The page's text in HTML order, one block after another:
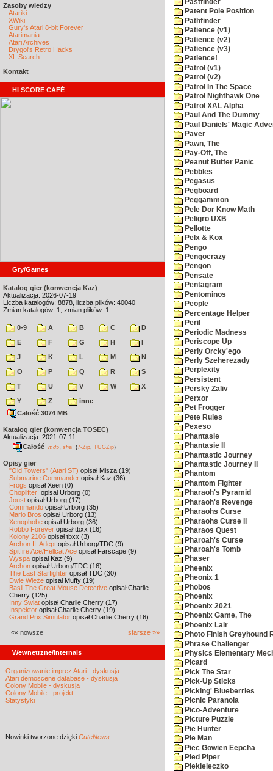
Zasoby wiedzy
Atariki
XWiki
Gury's Atari 8-bit Forever
Atarimania
Atari Archives
Drygol's Retro Hacks
XL Search
Kontakt
HI SCORE CAFÉ
Gry/Games
Katalog gier (konwencja Kaz)
Aktualizacja: 2026-07-19
Liczba katalogów: 8878, liczba plików: 40040
Zmian katalogów: 1, zmian plików: 1
0-9 A B C
D
E
F G H
I
J
K L M
N
O
P Q R
S
T
U V W
X
Y
Z
inne
Całość 3074 MB
Katalog gier (konwencja TOSEC)
Aktualizacja: 2021-07-11
Całość md5 sha (7-Zip TUGZip)
Opisy gier
"Old Towers" (Atari ST) opisał Misza (19)
Submarine Commander opisał Kaz (36)
Frogs opisał Xeen (0)
Choplifter! opisał Urborg (0)
Joust opisał Urborg (17)
Commando opisał Urborg (35)
Mario Bros opisał Urborg (13)
Xenophobe opisał Urborg (36)
Robbo Forever opisał tbxx (16)
Kolony 2106 opisał tbxx (3)
Archon II: Adept opisał Urborg/TDC (9)
Spitfire Ace/Hellcat Ace opisał Farscape (9)
Wyspa opisał Kaz (9)
Archon opisał Urborg/TDC (16)
The Last Starfighter opisał TDC (30)
Dwie Wieże opisał Muffy (19)
Basil The Great Mouse Detective opisał Charlie
Cherry (125)
Inny Świat opisał Charlie Cherry (17)
Inspektor opisał Charlie Cherry (19)
Grand Prix Simulator opisał Charlie Cherry (16)
«« nowsze starsze »»
Wewnętrzne/Internals
Organizowanie imprez Atari - dyskusja
Atari demoscene database - dyskusja
Colony Mobile - dyskusja
Colony Mobile - projekt
Statystyki
Nowinki tworzone dzięki CuteNews
Pastfinder
Patent Pole Position
Pathfinder
Patience (v1)
Patience (v2)
Patience (v3)
Patience!
Patrol (v1)
Patrol (v2)
Patrol In The Space
Patrol Nighthawk One
Patrol XAL Alpha
Paul And The Dummy
Paul Daniels' Magic
Paver
Pawn, The
Pay-Off, The
Peanut Butter Panic
Pebbles
Pegasus
Pegboard
Peggammon
Pele Dor Know Math
Peligro UXB
Pellotte
Pelx & Kox
Pengo
Pengocrazy
Pengon
Pensate
Pentagram
Pentominos
People
Percentage Helper
Peril
Periodic Madness
Periscope Up
Perly Orcky'ego
Perly Szeherezady
Perplexity
Persistent
Persky Zaliv
Perxor
Pet Frogger
Pete Rules
Pexeso
Phantasie
Phantasie II
Phantastic Journey
Phantastic Journey II
Phantom
Phantom Fighter
Pharaoh's Pyramid
Pharaoh's Revenge
Pharaohs Curse
Pharaohs Curse II
Pharaos Quest
Pharoah's Curse
Pharoah's Tomb
Phaser
Pheenix
Pheonix 1
Phobos
Phoenix
Phoenix 2021
Phoenix Game, The
Phoenix Lair
Photo Finish Greyhound
Phrase Challenger
Physics Elementary
Picard
Pick The Star
Pick-Up Sticks
Picking' Blueberries
Picnic Paranoia
Pico-Adventure
Picture Puzzle
Pie Hunter
Pie Man
Piec Gowien Eepcha
Pied Piper
Piekieleczko